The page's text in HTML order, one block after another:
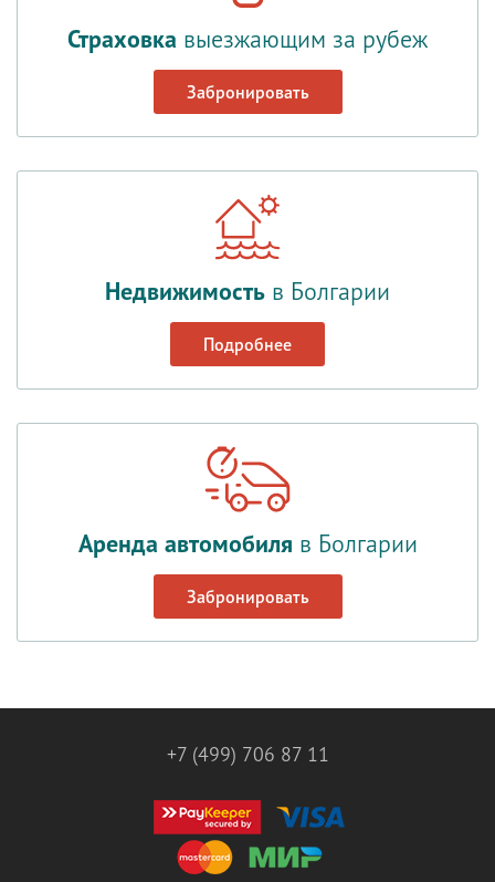
Страховка выезжающим за рубеж
Забронировать
Недвижимость в Болгарии
Подробнее
Аренда автомобиля в Болгарии
Забронировать
+7 (499) 706 87 11